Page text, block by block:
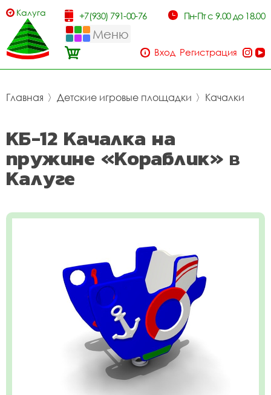
Калуга +7(930) 791-00-76 Пн-Пт с 9.00 до 18.00
Меню
Вход Регистрация
Главная 〉 Детские игровые площадки 〉 Качалки
КБ-12 Качалка на
пружине «Кораблик» в
Калуге